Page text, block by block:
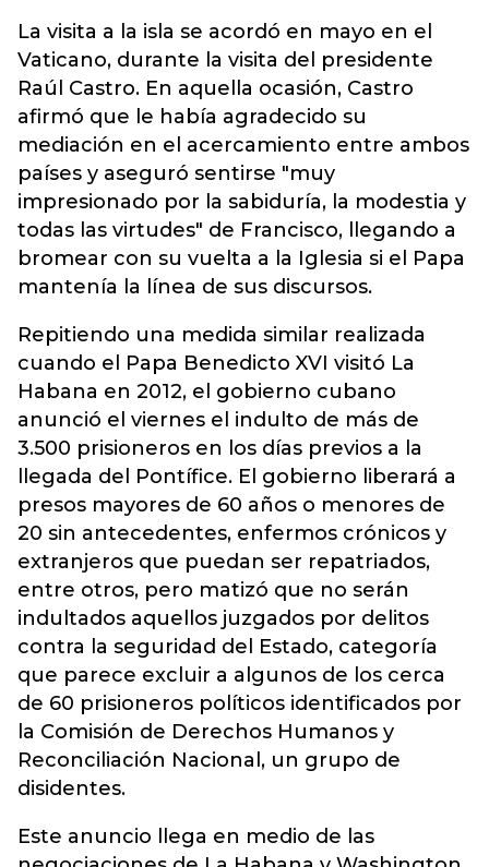
La visita a la isla se acordó en mayo en el
Vaticano, durante la visita del presidente
Raúl Castro. En aquella ocasión, Castro
afirmó que le había agradecido su
mediación en el acercamiento entre ambos
países y aseguró sentirse "muy
impresionado por la sabiduría, la modestia y
todas las virtudes" de Francisco, llegando a
bromear con su vuelta a la Iglesia si el Papa
mantenía la línea de sus discursos.
Repitiendo una medida similar realizada
cuando el Papa Benedicto XVI visitó La
Habana en 2012, el gobierno cubano
anunció el viernes el indulto de más de
3.500 prisioneros en los días previos a la
llegada del Pontífice. El gobierno liberará a
presos mayores de 60 años o menores de
20 sin antecedentes, enfermos crónicos y
extranjeros que puedan ser repatriados,
entre otros, pero matizó que no serán
indultados aquellos juzgados por delitos
contra la seguridad del Estado, categoría
que parece excluir a algunos de los cerca
de 60 prisioneros políticos identificados por
la Comisión de Derechos Humanos y
Reconciliación Nacional, un grupo de
disidentes.
Este anuncio llega en medio de las